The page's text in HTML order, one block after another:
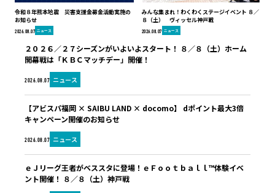
令和８年熊本地震 災害支援金募金活動実施の
お知らせ
2026.08.07 ニュース
みんな集まれ！わくわくステージイベント ８／
８（土） ヴィッセル神戸戦
2026.08.07 ニュース
2026.08.07 ニュース
２０２６／２７シーズンがいよいよスタート！ ８／８（土）ホーム
開幕戦は「ＫＢＣマッチデー」開催！
2026.08.07 ニュース
【アビスパ福岡 × SAIBU LAND × docomo】 dポイント最大3倍
キャンペーン開催のお知らせ
ｅＪリーグ王者がベススタに登場！ｅＦｏｏｔｂａｌｌ™体験イベ
ント開催！ ８／８（土）神戸戦